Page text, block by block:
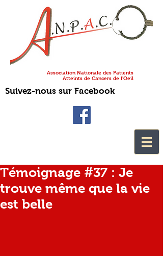
Association Nationale des Patients
Atteints de Cancers de l'Oeil
Suivez-nous sur Facebook
Témoignage #37 : Je
trouve même que la vie
est belle